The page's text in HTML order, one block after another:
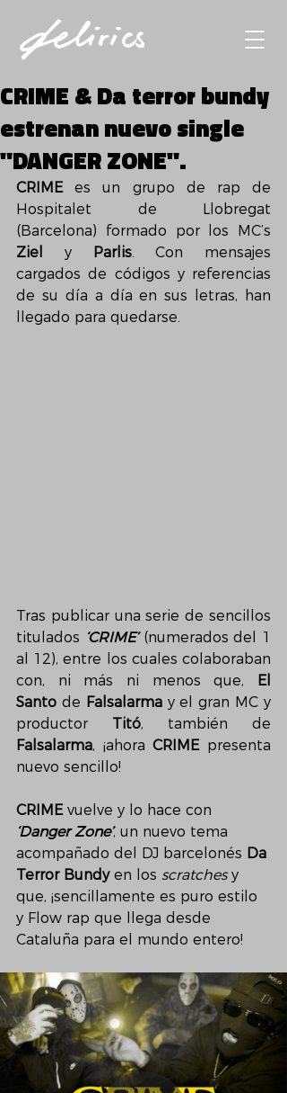
CRIME & Da terror bundy
estrenan nuevo single
"DANGER ZONE".
CRIME es un grupo de rap de
Hospitalet de Llobregat
Ziel
y Parlis. Con mensajes
cargados de códigos y referencias
de su día a día en sus letras, han
llegado para quedarse.
Tras publicar una serie de sencillos
titulados ‘CRIME’ (numerados del 1
al 12), entre los cuales colaboraban
con, ni más ni menos que,
El
Santo de Falsalarma y el gran MC y
productor Titó
Falsalarma, ¡ahora CRIME presenta
nuevo sencillo!
CRIME vuelve y lo hace con
‘Danger Zone’, un nuevo tema
acompañado del DJ barcelonés Da
Terror Bundy en los scratches y
que, ¡sencillamente es puro estilo
y Flow rap que llega desde
Cataluña para el mundo entero!